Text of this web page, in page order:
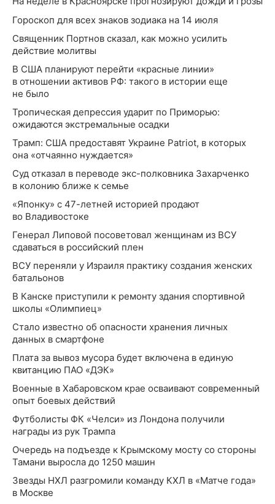
Гороскоп для всех знаков зодиака на 14 июля
Священник Портнов сказал, как можно усилить
действие молитвы
В США планируют перейти «красные линии»
в отношении активов РФ: такого в истории еще
не было
Тропическая депрессия ударит по Приморью:
ожидаются экстремальные осадки
Трамп: США предоставят Украине Patriot, в которых
она «отчаянно нуждается»
Суд отказал в переводе экс-полковника Захарченко
в колонию ближе к семье
«Японку» с 47-летней историей продают
во Владивостоке
Генерал Липовой посоветовал женщинам из ВСУ
сдаваться в российский плен
ВСУ переняли у Израиля практику создания женских
батальонов
В Канске приступили к ремонту здания спортивной
школы «Олимпиец»
Стало известно об опасности хранения личных
данных в смартфоне
Плата за вывоз мусора будет включена в единую
квитанцию ПАО «ДЭК»
Военные в Хабаровском крае осваивают современный
опыт боевых действий
Футболисты ФК «Челси» из Лондона получили
награды из рук Трампа
Очередь на подъезде к Крымскому мосту со стороны
Тамани выросла до 1250 машин
Звезды НХЛ разгромили команду КХЛ в «Матче года»
в Москве